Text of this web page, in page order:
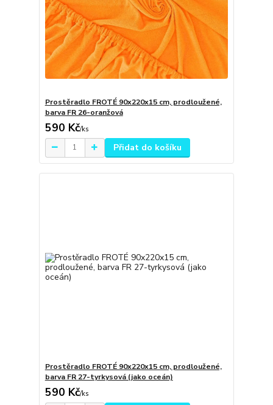
Prostěradlo FROTÉ 90x220x15 cm, prodloužené,
barva FR 26-oranžová
590 Kč/ks
Přidat do košíku
Prostěradlo FROTÉ 90x220x15 cm, prodloužené,
barva FR 27-tyrkysová (jako oceán)
590 Kč/ks